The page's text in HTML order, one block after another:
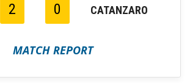
2 0 CATANZARO
MATCH REPORT